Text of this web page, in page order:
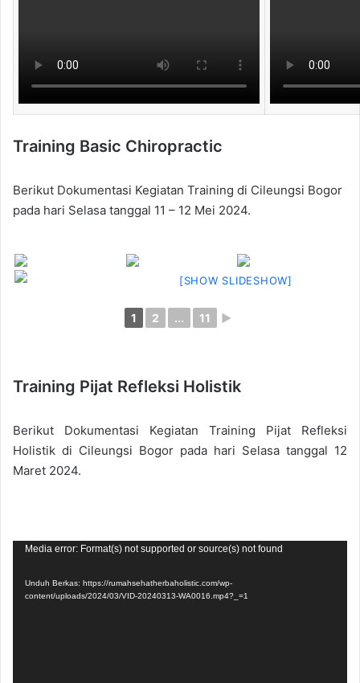
Training Basic Chiropractic
Berikut Dokumentasi Kegiatan Training di Cileungsi Bogor
pada hari Selasa tanggal 11 – 12 Mei 2024.
[SHOW SLIDESHOW]
1 2 ... 11 ►
Training Pijat Refleksi Holistik
Berikut Dokumentasi Kegiatan Training Pijat Refleksi
Holistik di Cileungsi Bogor pada hari Selasa tanggal 12
Maret 2024.
Pemutar
Media error: Format(s) not supported or source(s) not found
Unduh Berkas: https://rumahsehatherbaholistic.com/wp-
content/uploads/2024/03/VID-20240313-WA0016.mp4?_=1